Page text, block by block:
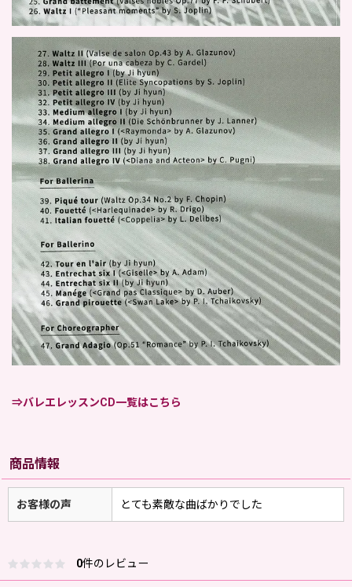
⇒バレエレッスンCD一覧はこちら
商品情報
お客様の声 とても素敵な曲ばかりでした
0件のレビュー